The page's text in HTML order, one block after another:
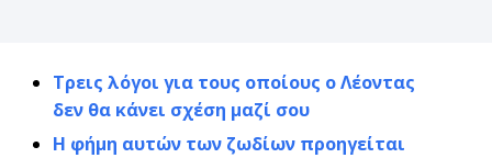
Τρεις λόγοι για τους οποίους ο Λέοντας
δεν θα κάνει σχέση μαζί σου
Η φήμη αυτών των ζωδίων προηγείται